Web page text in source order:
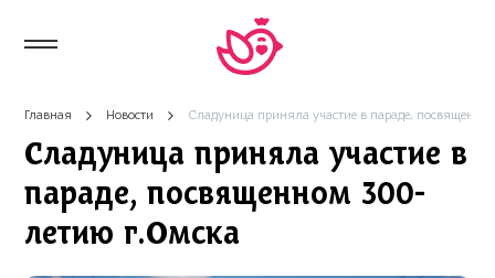
Главная Новости Сладуница приняла участие в параде,
Сладуница приняла участие в
параде, посвященном 300-
летию г.Омска